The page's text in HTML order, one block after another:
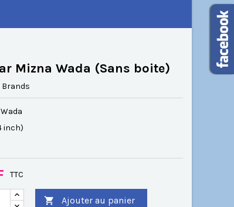
Mizna Wada (Sans boite)
Brands
inch)
TTC
 Ajouter au panier